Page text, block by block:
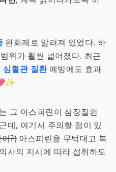
완화제로 알려져 있었다. 하
위가 훨씬 넓어졌다. 최근
심혈관 질환예방에도 효과
그 아스피린이 심장질환
데, 여기서 주의할 점이 있
?) 아스피린을 무턱대고 복
사의 지시에 따라 섭취하도